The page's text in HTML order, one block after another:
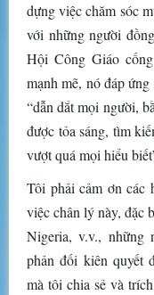
dựng việc chăm sóc
với những người
Hội Công Giáo
mạnh mẽ, nó đáp
“dẫn dắt mọi người,
được tỏa sáng, tìm
vượt quá mọi hiểu
Tôi phải cảm ơn các
việc chân lý này, đặc
Nigeria, v.v., những
phản đối kiên quyết
mà tôi chia sẻ và